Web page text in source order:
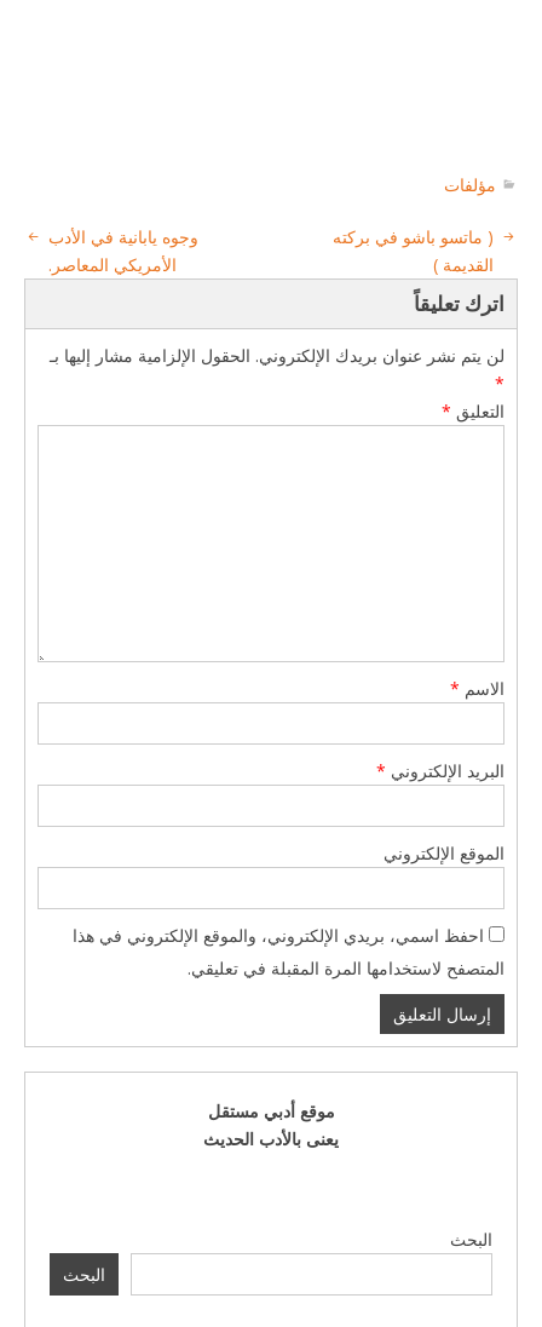
مؤلفات
وجوه يابانية في الأدب
الأمريكي المعاصر.
( ماتسو باشو في بركته
القديمة )
اترك تعليقاً
لن يتم نشر عنوان بريدك الإلكتروني. الحقول الإلزامية مشار إليها بـ
*
التعليق *
الاسم *
البريد الإلكتروني *
الموقع الإلكتروني
احفظ اسمي، بريدي الإلكتروني، والموقع الإلكتروني في هذا
المتصفح لاستخدامها المرة المقبلة في تعليقي.
موقع أدبي مستقل
يعنى بالأدب الحديث
البحث
البحث